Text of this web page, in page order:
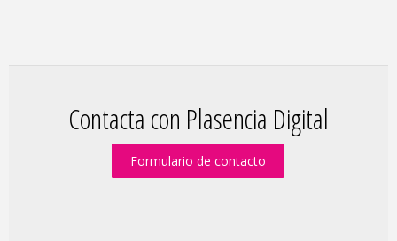
Contacta con Plasencia Digital
Formulario de contacto